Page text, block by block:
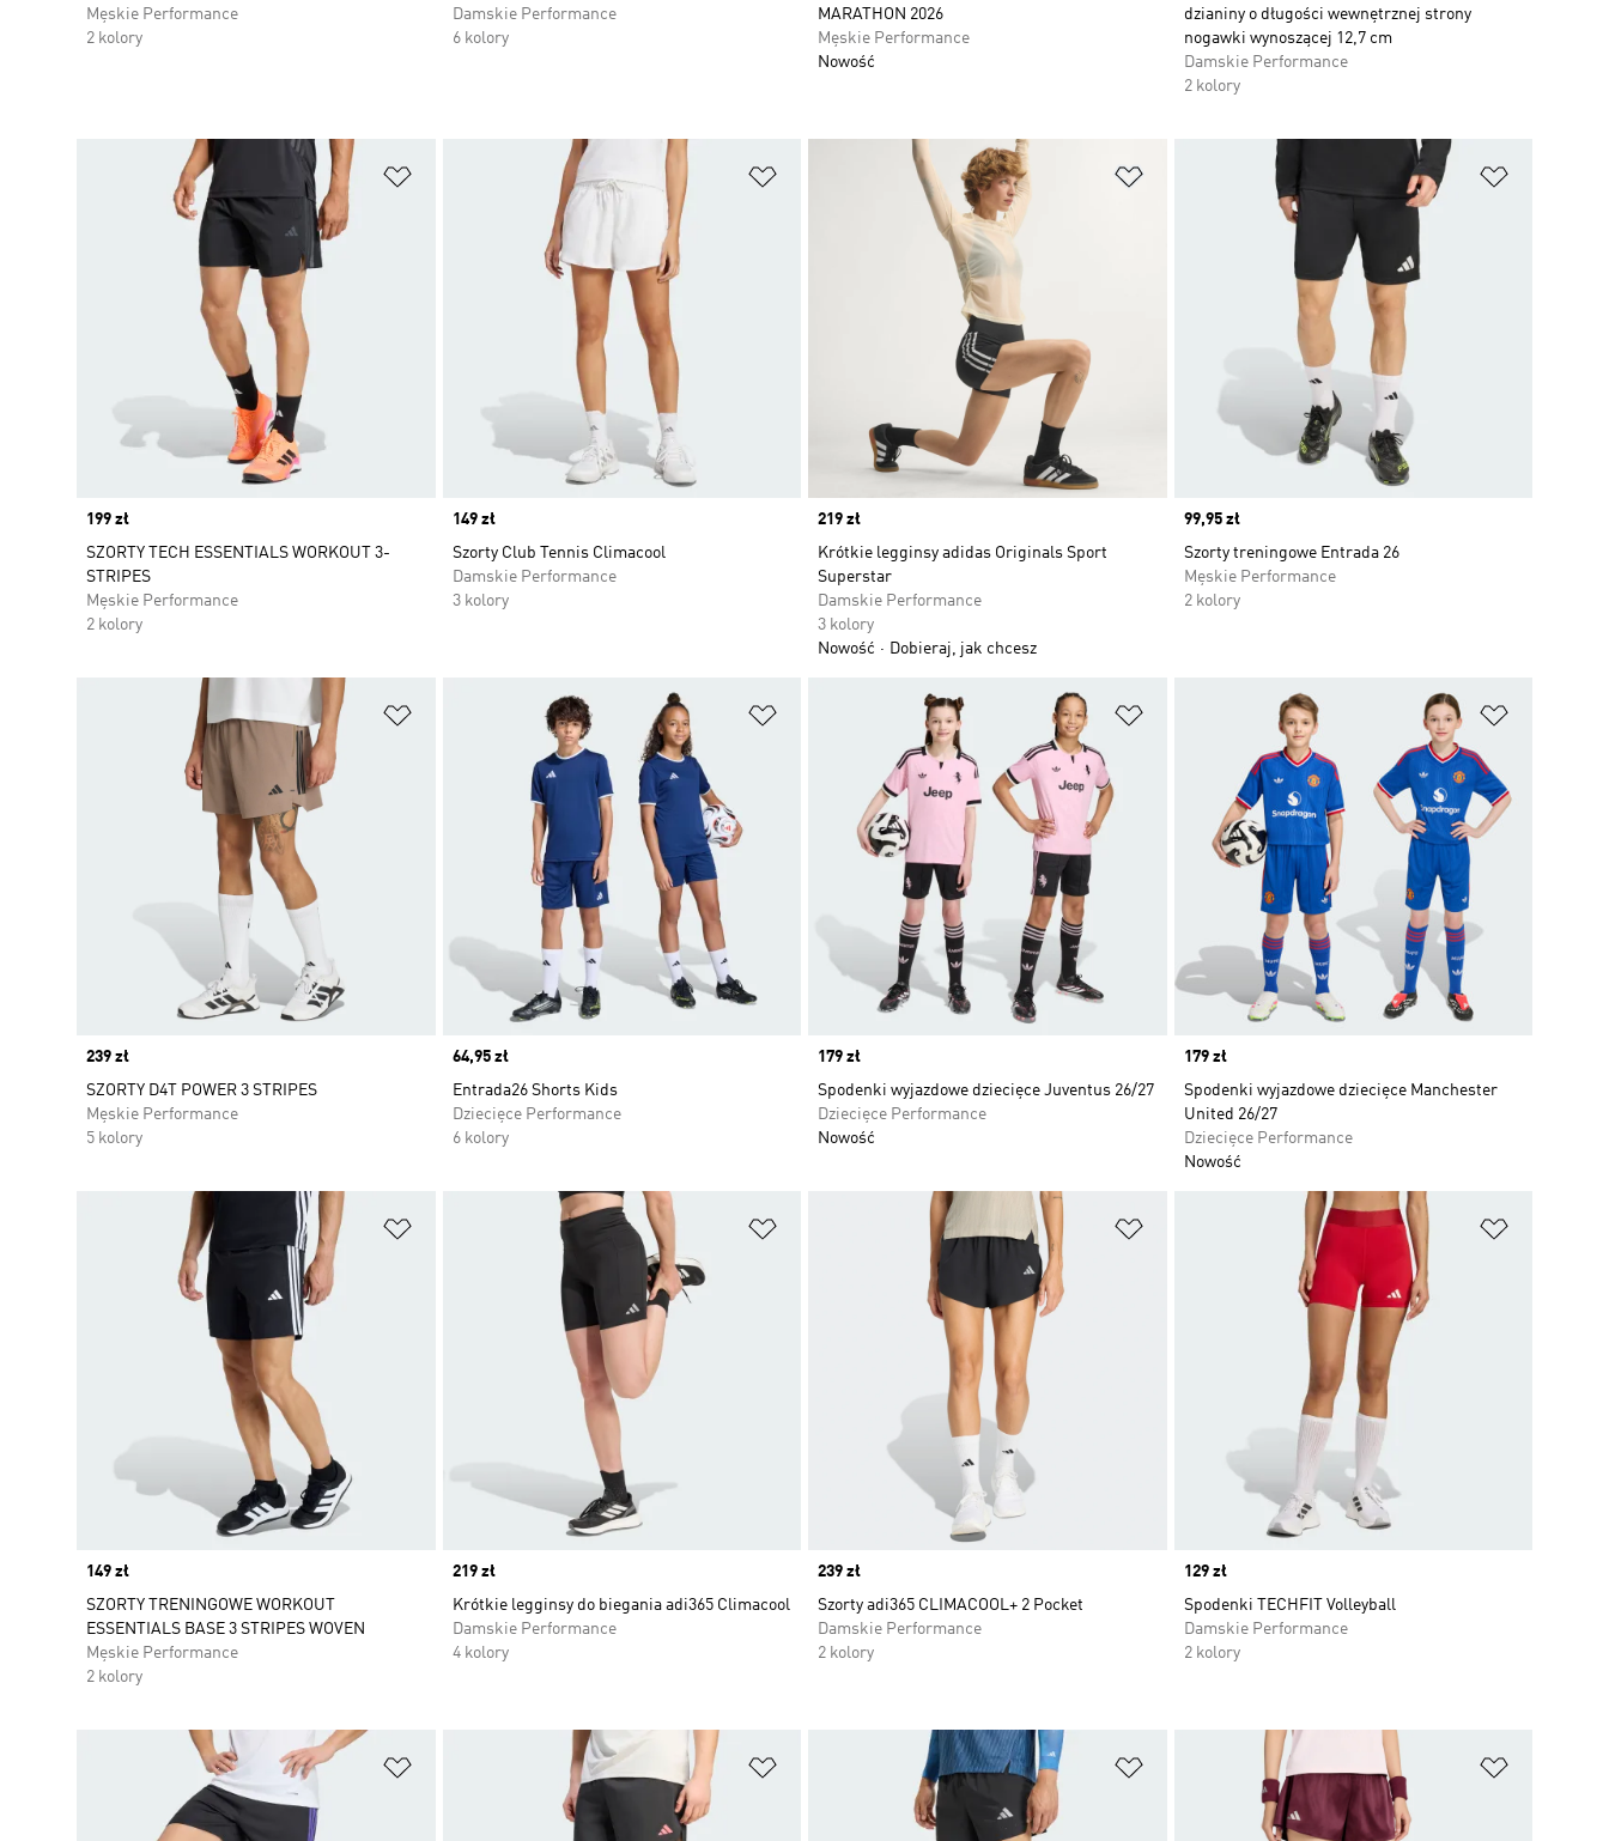
Męskie Performance
2 kolory
Damskie Performance
6 kolory
MARATHON 2026
Męskie Performance
Nowość
dzianiny o długości wewnętrznej strony
nogawki wynoszącej 12,7 cm
Damskie Performance
2 kolory
Dodaj do listy życzeń
Price
199 zł
SZORTY TECH ESSENTIALS WORKOUT 3-
STRIPES
Męskie Performance
2 kolory
Dodaj do listy życzeń
Price
149 zł
Szorty Club Tennis Climacool
Damskie Performance
3 kolory
Dodaj do listy życzeń
Price
219 zł
Krótkie legginsy adidas Originals Sport
Superstar
Damskie Performance
3 kolory
Nowość
Dobieraj, jak chcesz
Price
99,95 zł
Szorty treningowe Entrada 26
Męskie Performance
2 kolory
Dodaj do listy życzeń
Price
239 zł
SZORTY D4T POWER 3 STRIPES
Męskie Performance
5 kolory
Dodaj do listy życzeń
Price
64,95 zł
Entrada26 Shorts Kids
Dziecięce Performance
6 kolory
Dodaj do listy życzeń
Price
179 zł
Spodenki wyjazdowe dziecięce Juventus 26/27
Dziecięce Performance
Nowość
Price
179 zł
Spodenki wyjazdowe dziecięce Manchester
United 26/27
Dziecięce Performance
Nowość
Dodaj do listy życzeń
Price
149 zł
SZORTY TRENINGOWE WORKOUT
ESSENTIALS BASE 3 STRIPES WOVEN
Męskie Performance
2 kolory
Dodaj do listy życzeń
Price
219 zł
Krótkie legginsy do biegania adi365 Climacool
Damskie Performance
4 kolory
Dodaj do listy życzeń
Price
239 zł
Szorty adi365 CLIMACOOL+ 2 Pocket
Damskie Performance
2 kolory
Price
129 zł
Spodenki TECHFIT Volleyball
Damskie Performance
2 kolory
Dodaj do listy życzeń Dodaj do listy życzeń Dodaj do listy życzeń